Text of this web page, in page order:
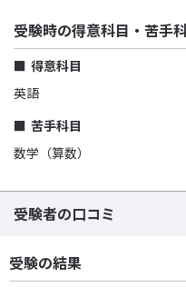
受験時の得意科目・苦手
得意科目
英語
苦手科目
数学（算数）
受験者の口コミ
受験の結果